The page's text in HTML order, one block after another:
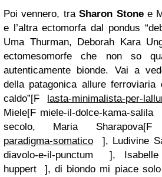
Poi vennero, traSharon Stonee
e l’altra ectomorfa dal pondus
Uma Thurman, Deborah Kara
ectomesomorfe che non so
autenticamente bionde. Vai a
della patagonica allure ferroviaria
caldo”[F lasta-minimalista-per-
Miele[F miele-il-dolce-kama-salila
secolo, Maria Sharapova[F
paradigma-somatico
], Ludivine
diavolo-e-il-punctum], Isabelle
huppert], di biondo mi piace solo